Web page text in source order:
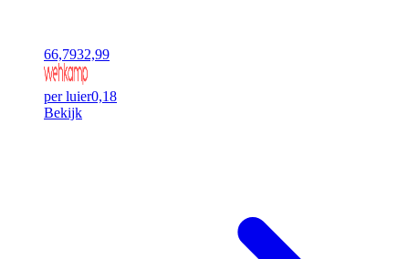
66,7932,99
per luier0,18
Bekijk